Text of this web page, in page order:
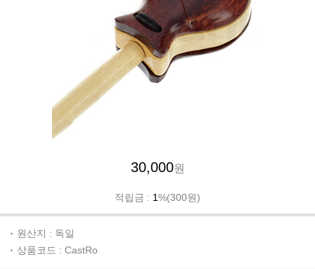
30,000원
적립금 : 1%(300원)
원산지 : 독일
상품코드 : CastRo